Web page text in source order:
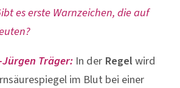
es erste Warnzeichen, die auf
Träger: In der Regelwird
im Blut bei einer